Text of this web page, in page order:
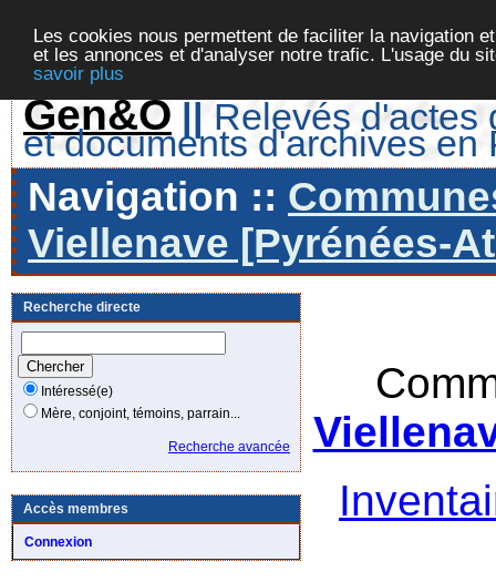
Les cookies nous permettent de faciliter la navigation
et les annonces et d'analyser notre trafic. L'usage du
savoir plus
Gen&O || Relevés d'actes
et documents d'archives en
Navigation ::
Viellenave [Pyrénées-
Recherche directe
Intéressé(e)
Mère, conjoint, témoins, parrain...
Recherche avancée
Accès membres
Connexion